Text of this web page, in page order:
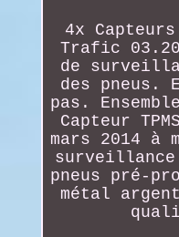
4x Capteurs
Trafic
de
des pneus.
pas.
Capteur
mars 2014 à
pneus pré-
métal